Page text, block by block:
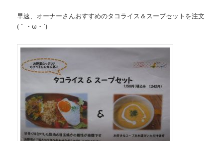
早速、オーナーさんおすすめのタコライス＆スープセットを注文
(｀・ω・´)